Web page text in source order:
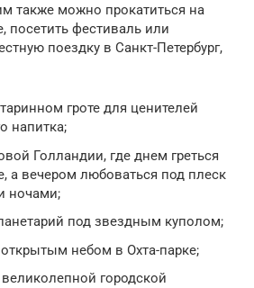
также можно прокатиться на
посетить фестиваль или
поездку в Санкт-Петербург,
гроте для ценителей
напитка;
Голландии, где днем греться
а вечером любоваться под плеск
ночами;
под звездным куполом;
небом в Охта-парке;
великолепной городской